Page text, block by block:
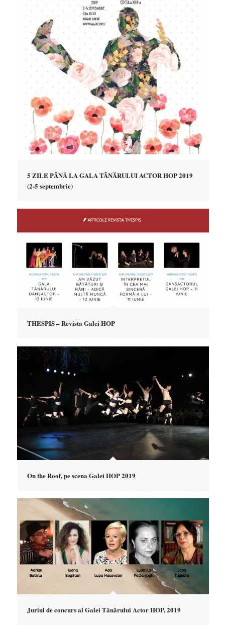
5 ZILE PÂNĂ LA GALA TÂNĂRULUI ACTOR HOP 2019
(2-5 septembrie)
THESPIS – Revista Galei HOP
On the Roof, pe scena Galei HOP 2019
Juriul de concurs al Galei Tânărului Actor HOP, 2019